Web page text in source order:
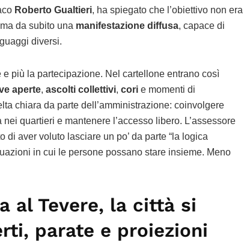
Roberto Gualtieri, ha spiegato che l’obiettivo non era
da subito una manifestazione diffusa, capace di
diversi.
e più la partecipazione. Nel cartellone entrano così
aperte, ascolti collettivi, cori e momenti di
chiara da parte dell’amministrazione: coinvolgere
quartieri e mantenere l’accesso libero. L’assessore
di aver voluto lasciare un po’ da parte “la logica
in cui le persone possano stare insieme. Meno
al Tevere, la città si
parate e proiezioni